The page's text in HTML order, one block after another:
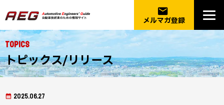
email
メルマガ登録
Topics
トピックス/リリース
2025.06.27